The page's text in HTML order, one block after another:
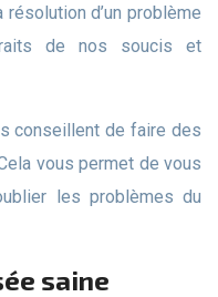
d’un problème
de nos soucis et
vous permet de vous
les problèmes du
saine